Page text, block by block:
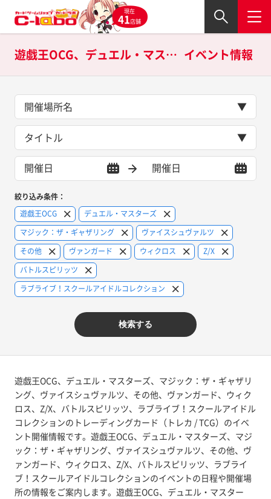
現在
41店舗
遊戯王OCG、デュエル・マスターズ、マジック：ザ・ギャザリング、ヴァイスシュヴァルツ、その他、ヴァンガード、ウィクロス、Z/X、バトルスピリッツ、ラブライブ！スクールアイドルコレクションの イベント情報
開催場所名
タイトル
絞り込み条件：
遊戯王OCG
デュエル・マスターズ
マジック：ザ・ギャザリング
ヴァイスシュヴァルツ
その他
ヴァンガード ウィクロス
Z/X
バトルスピリッツ
ラブライブ！スクールアイドルコレクション
検索する
遊戯王OCG、デュエル・マスターズ、マジック：ザ・ギャザリ
ング、ヴァイスシュヴァルツ、その他、ヴァンガード、ウィク
ロス、Z/X、バトルスピリッツ、ラブライブ！スクールアイドル
コレクションのトレーディングカード（トレカ / TCG）のイベ
ント開催情報です。遊戯王OCG、デュエル・マスターズ、マジ
ック：ザ・ギャザリング、ヴァイスシュヴァルツ、その他、ヴ
ァンガード、ウィクロス、Z/X、バトルスピリッツ、ラブライ
ブ！スクールアイドルコレクションのイベントの日程や開催場
所の情報をご案内します。遊戯王OCG、デュエル・マスター